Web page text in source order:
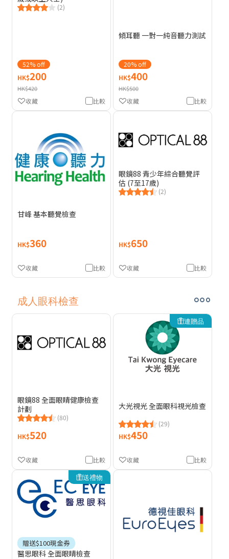
(2)
52% off
HK$200
HK$420
比較
收藏
傾耳聽 一對一純音聽力測試
20% off
HK$400
HK$500
比較
收藏
甘峰 基本聽覺檢查
HK$360
比較
收藏
眼鏡88 青少年綜合聽覺評
估 (7至17歲)
(2)
HK$650
比較
收藏
成人眼科檢查
眼鏡88 全面眼睛健康檢查
計劃
(80)
HK$520
比較
收藏
連贈品
大光視光 全面眼科視光檢查
(29)
HK$450
比較
收藏
送禮物
贈送$100現金券
醫思眼科 全面眼睛檢查